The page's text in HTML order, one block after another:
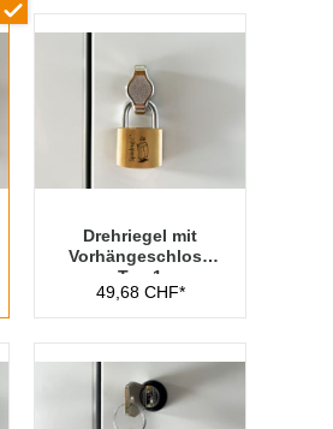
Drehriegel mit
Vorhängeschloss
Typ 1
49,68 CHF*